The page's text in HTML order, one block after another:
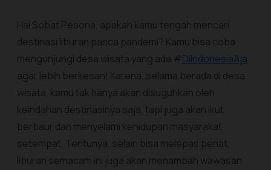
Hai Sobat Pesona, apakah kamu tengah mencari
destinasi liburan pasca pandemi? Kamu bisa coba
mengunjungi desa wisata yang ada #DiIndonesiaAja
agar lebih berkesan! Karena, selama berada di desa
wisata, kamu tak hanya akan disuguhkan oleh
keindahan destinasinya saja, tapi juga akan ikut
berbaur dan menyelami kehidupan masyarakat
setempat. Tentunya, selain bisa melepas penat,
liburan semacam ini juga akan menambah wawasan